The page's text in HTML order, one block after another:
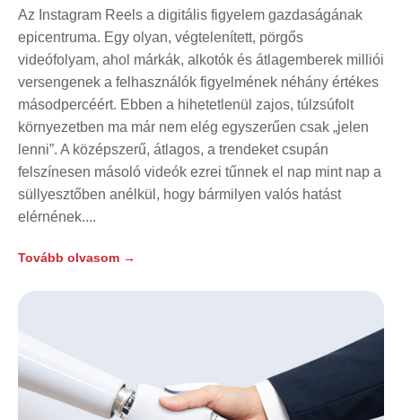
Az Instagram Reels a digitális figyelem gazdaságának
epicentruma. Egy olyan, végtelenített, pörgős
videófolyam, ahol márkák, alkotók és átlagemberek milliói
versengenek a felhasználók figyelmének néhány értékes
másodpercéért. Ebben a hihetetlenül zajos, túlzsúfolt
környezetben ma már nem elég egyszerűen csak „jelen
lenni”. A középszerű, átlagos, a trendeket csupán
felszínesen másoló videók ezrei tűnnek el nap mint nap a
süllyesztőben anélkül, hogy bármilyen valós hatást
elérnének.
Tovább olvasom →